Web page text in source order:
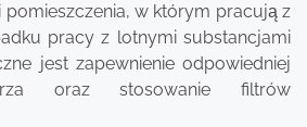
pomieszczenia, w którym pracują z
pracy z lotnymi substancjami
jest zapewnienie odpowiedniej
oraz stosowanie filtrów